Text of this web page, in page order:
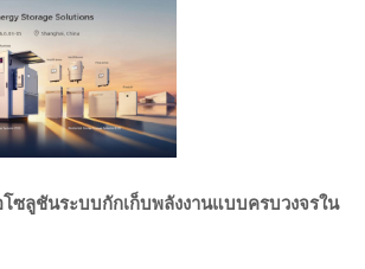
ซลูชันระบบกักเก็บพลังงานแบบครบวงจรใน